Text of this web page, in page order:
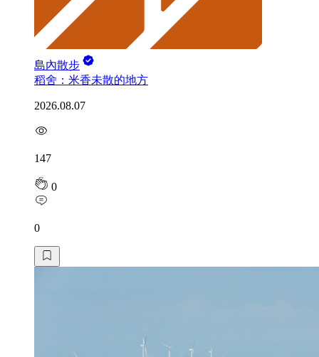
島內散步
稻舍：米香未散的地方
2026.08.07
147
0
0